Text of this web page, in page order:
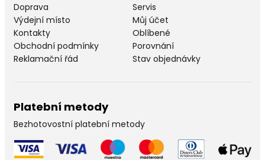
Doprava
Výdejní místo
Kontakty
Obchodní podmínky
Reklamační řád
Servis
Můj účet
Oblíbené
Porovnání
Stav objednávky
Platební metody
Bezhotovostní platební metody